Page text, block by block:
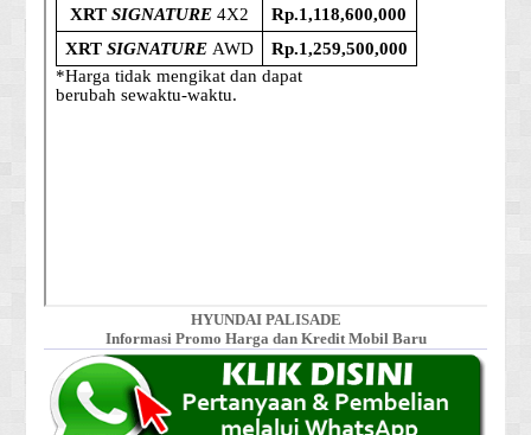
HYUNDAI PALISADE
Informasi Promo Harga dan Kredit Mobil Baru